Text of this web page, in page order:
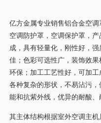
亿方金属专业销售铝合金空
空调防护罩，空调保护罩，
成，具有轻量化，刚性好，
佳；色彩可选性广，装饰效
环保；加工工艺性好，可加
各种复杂的形状，不易沾污
能和抗紫外线，优异的耐酸、
其主体结构根据室外空调主